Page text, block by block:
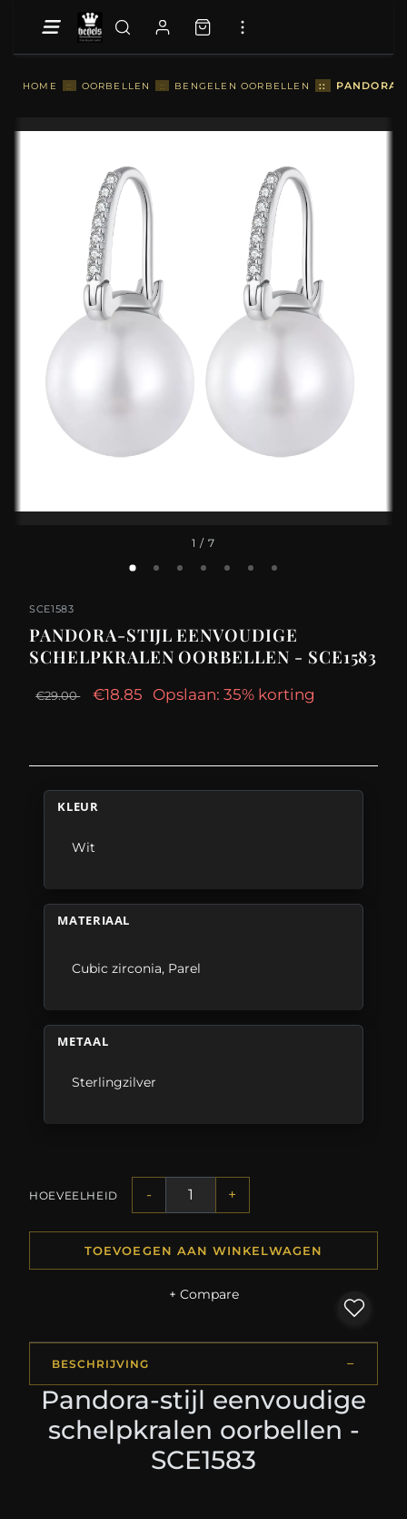
HOME :: OORBELLEN :: BENGELEN OORBELLEN :: PANDORA-
1 / 7
SCE1583
PANDORA-STIJL EENVOUDIGE
SCHELPKRALEN OORBELLEN - SCE1583
€29.00 €18.85 Opslaan: 35% korting
KLEUR
Wit
MATERIAAL
Cubic zirconia, Parel
METAAL
Sterlingzilver
HOEVEELHEID - +
TOEVOEGEN AAN WINKELWAGEN
+ Compare
BESCHRIJVING
Pandora-stijl eenvoudige
schelpkralen oorbellen -
SCE1583